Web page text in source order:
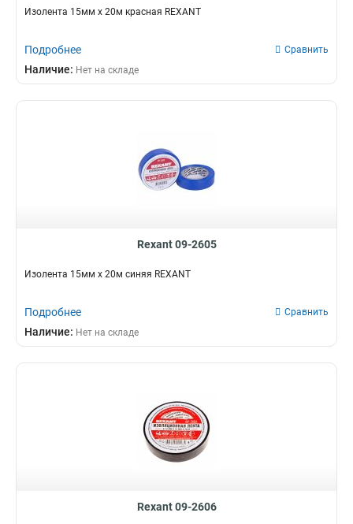
Изолента 15мм х 20м красная REXANT
Подробнее Сравнить
Наличие: Нет на складе
Rexant 09-2605
Изолента 15мм х 20м синяя REXANT
Подробнее Сравнить
Наличие: Нет на складе
Rexant 09-2606